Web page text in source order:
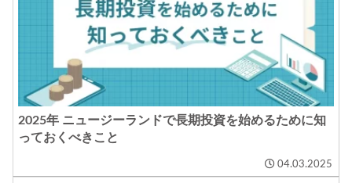
2025年 ニュージーランドで長期投資を始めるために知
っておくべきこと
04.03.2025